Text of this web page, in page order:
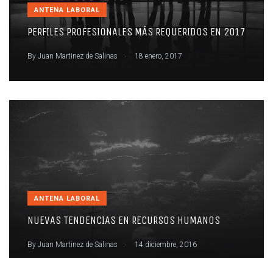
ANTENA LABORAL
PERFILES PROFESIONALES MÁS REQUERIDOS EN 2017
By Juan Martinez de Salinas . 18 enero, 2017
ANTENA LABORAL
NUEVAS TENDENCIAS EN RECURSOS HUMANOS
By Juan Martinez de Salinas . 14 diciembre, 2016